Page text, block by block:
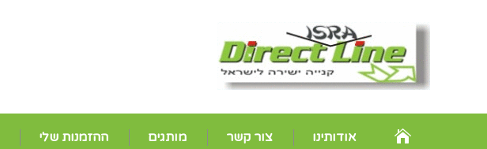
אודותינו צור קשר מותגים ההזמנות שלי